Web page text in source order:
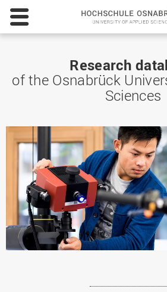
Research
of the Osnabrück
Sciences